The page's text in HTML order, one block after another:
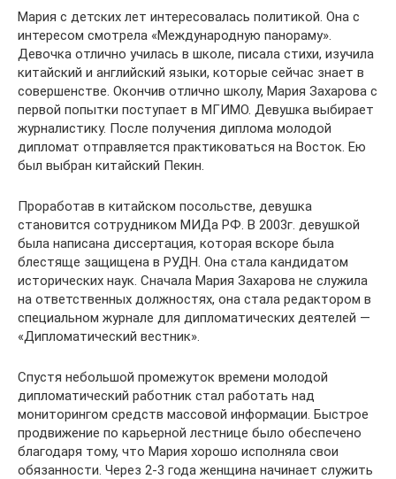
Мария с детских лет интересовалась политикой. Она с
интересом смотрела «Международную панораму».
Девочка отлично училась в школе, писала стихи, изучила
китайский и английский языки, которые сейчас знает в
совершенстве. Окончив отлично школу, Мария Захарова с
первой попытки поступает в МГИМО. Девушка выбирает
журналистику. После получения диплома молодой
дипломат отправляется практиковаться на Восток. Ею
был выбран китайский Пекин.
Проработав в китайском посольстве, девушка
становится сотрудником МИДа РФ. В 2003г. девушкой
была написана диссертация, которая вскоре была
блестяще защищена в РУДН. Она стала кандидатом
исторических наук. Сначала Мария Захарова не служила
на ответственных должностях, она стала редактором в
специальном журнале для дипломатических деятелей —
«Дипломатический вестник».
Спустя небольшой промежуток времени молодой
дипломатический работник стал работать над
мониторингом средств массовой информации. Быстрое
продвижение по карьерной лестнице было обеспечено
благодаря тому, что Мария хорошо исполняла свои
обязанности. Через 2-3 года женщина начинает служить